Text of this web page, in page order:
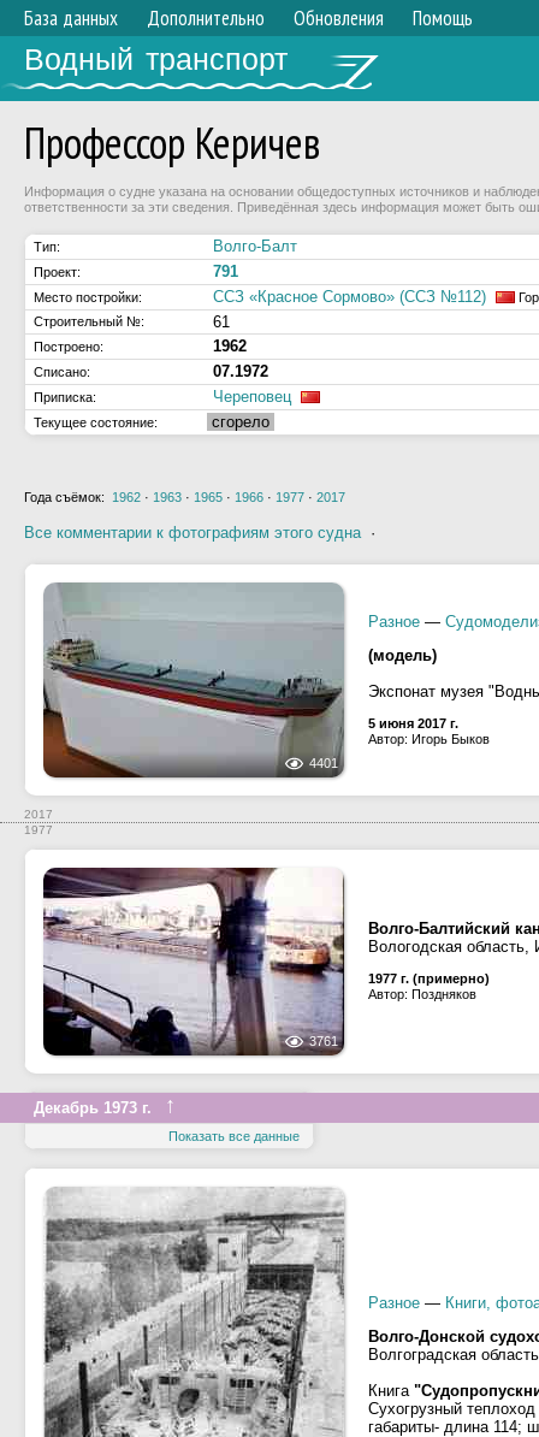
База данных Дополнительно Обновления Помощь
Водный транспорт
Профессор Керичев
Информация о судне указана на основании общедоступных источников и
ответственности за эти сведения. Приведённая здесь информация может быть
Тип: Волго-Балт
Проект: 791
Место постройки: ССЗ «Красное Сормово» (ССЗ №112)
Строительный №:
61
Построено: 1962
Списано: 07.1972
Приписка: Череповец
Текущее состояние: сгорело
Года съёмок: 1962 · 1963 · 1965 · 1966 · 1977 · 2017
Все комментарии к фотографиям этого судна·
4401
Разное —
(модель)
Экспонат музея
5 июня 2017 г.
Автор: Игорь Быков
2017
1977
3761
Волго-Балтийский
Вологодская область,
1977 г. (примерно)
Автор: Поздняков
Декабрь 1973 г. ↑
Показать все данные
Разное — Книги,
Волго-Донской
Волгоградская
Книга
Сухогрузный
габариты- длина 114;